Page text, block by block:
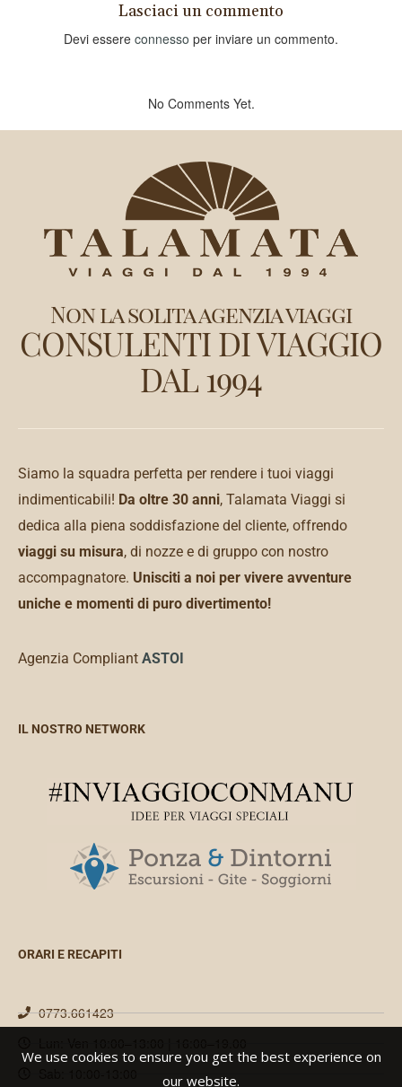
Lasciaci un commento
Devi essere connesso per inviare un commento.
No Comments Yet.
Non la solita agenzia viaggi
CONSULENTI DI VIAGGIO
DAL 1994
Siamo la squadra perfetta per rendere i tuoi viaggi
indimenticabili! Da oltre 30 anni, Talamata Viaggi si
dedica alla piena soddisfazione del cliente, offrendo
viaggi su misura, di nozze e di gruppo con nostro
accompagnatore. Unisciti a noi per vivere avventure
uniche e momenti di puro divertimento!
Agenzia Compliant ASTOI
IL NOSTRO NETWORK
ORARI E RECAPITI
0773.661423
We use cookies to ensure you get the best experience on
our website.